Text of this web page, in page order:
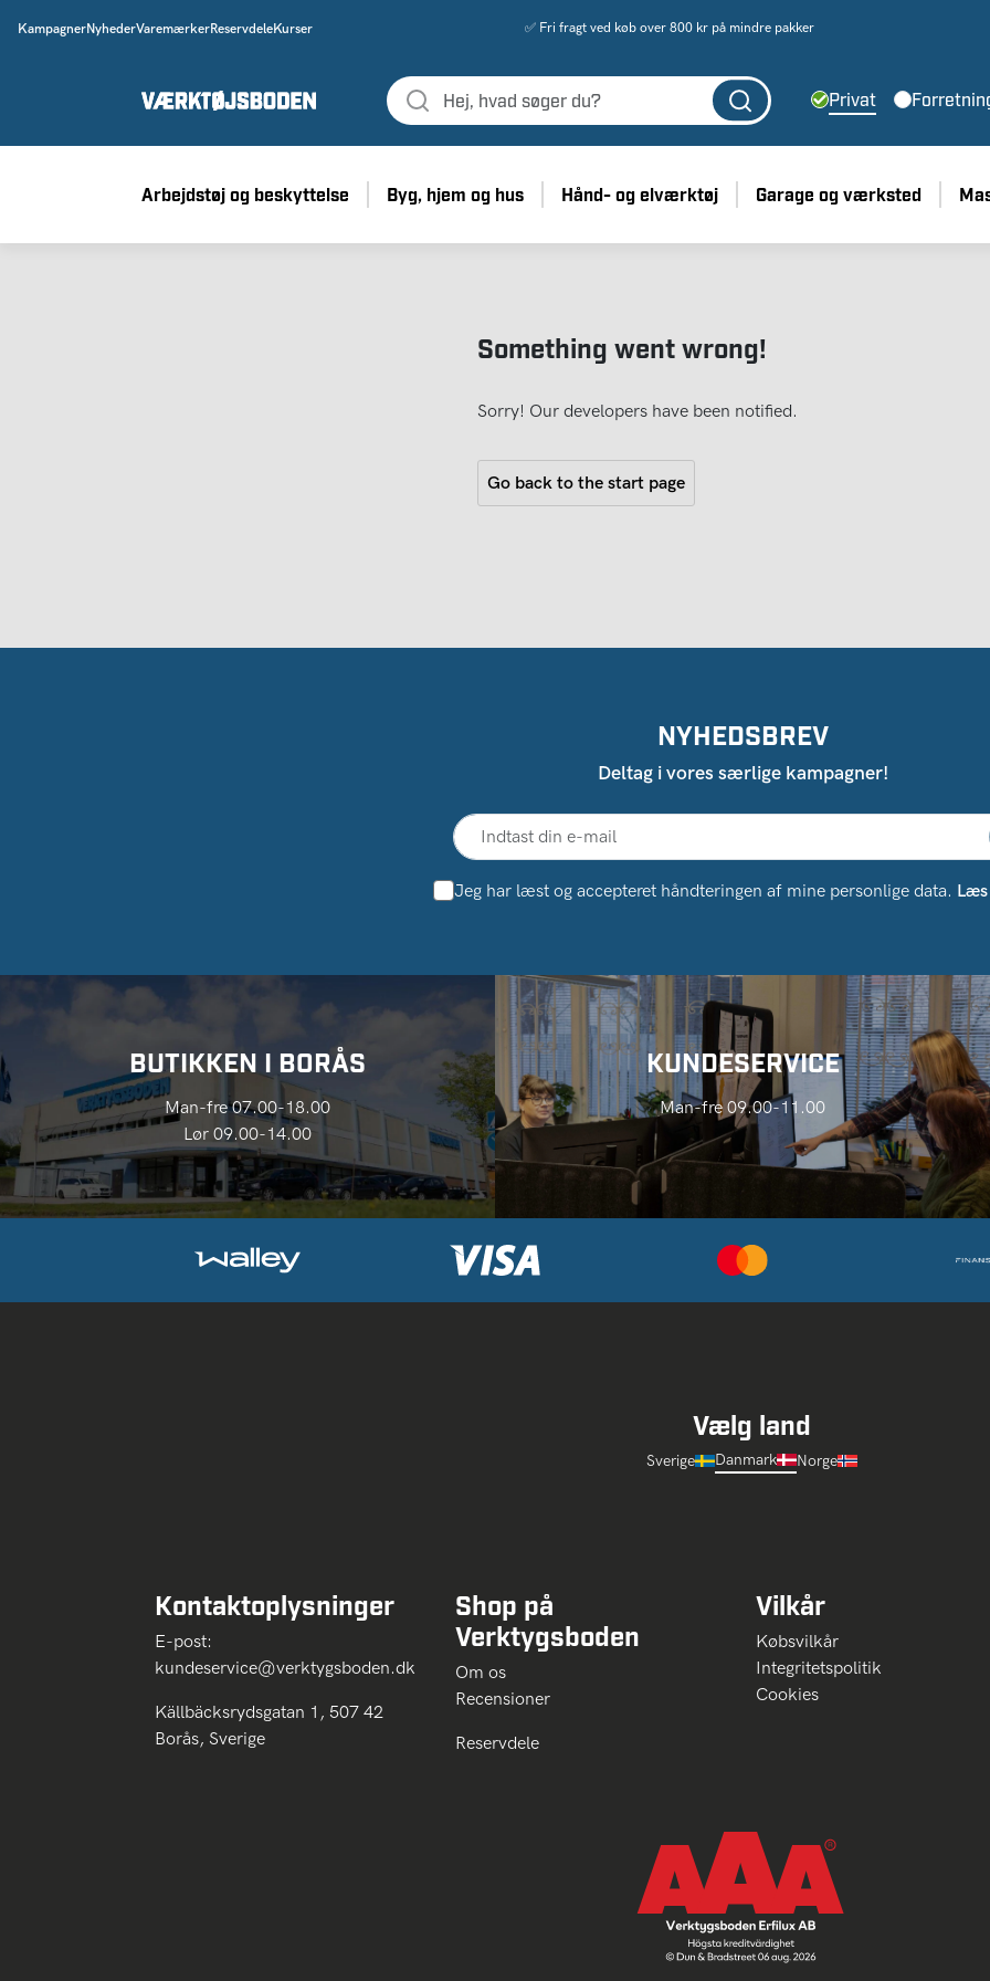
KampagnerNyhederVaremærkerReservdeleKurser ✅ Fri fragt ved køb over 800 kr på mindre pakker
Privat
Arbejdstøj og beskyttelse Byg, hjem og hus Hånd- og elværktøj Garage og værksted
Something went wrong!
Sorry! Our developers have been notified.
Go back to the start page
NYHEDSBREV
Deltag i vores særlige kampagner!
Jeg har læst og accepteret håndteringen af ​​mine personlige data.
BUTIKKEN I BORÅS
Man-fre 07.00-18.00
Lør 09.00-14.00
KUNDESERVICE
Man-fre 09.00-11.00
Vælg land
Sverige Danmark Norge
Kontaktoplysninger
E-post:
kundeservice@verktygsboden.dk
Källbäcksrydsgatan 1, 507 42
Borås, Sverige
Shop på
Verktygsboden
Om os
Recensioner
Reservdele
Vilkår
Købsvilkår
Integritetspolitik
Cookies